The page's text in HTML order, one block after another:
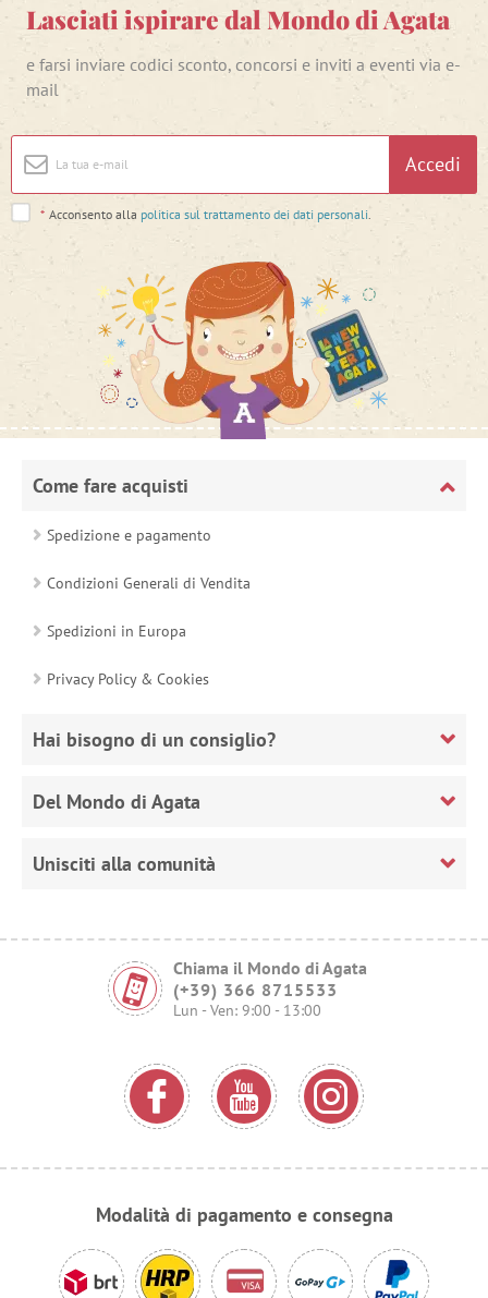
Lasciati ispirare dal Mondo di Agata
e farsi inviare codici sconto, concorsi e inviti a eventi via e-
mail
Accedi
* Acconsento alla politica sul trattamento dei dati personali
Come fare acquisti
Spedizione e pagamento
Condizioni Generali di Vendita
Spedizioni in Europa
Privacy Policy & Cookies
Hai bisogno di un consiglio?
Del Mondo di Agata
Unisciti alla comunità
Chiama il Mondo di Agata
(+39) 366 8715533
Lun - Ven: 9:00 - 13:00
Modalità di pagamento e consegna